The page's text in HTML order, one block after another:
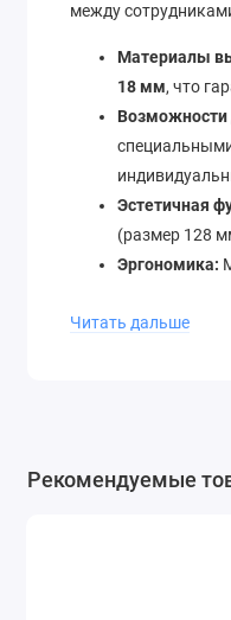
между
Материалы
18 мм, что
Возможности
Эстетичная
(размер 128
Эргономика:
Читать дальше
Рекомендуемые